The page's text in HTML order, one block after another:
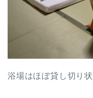
浴場はほぼ貸し切り状